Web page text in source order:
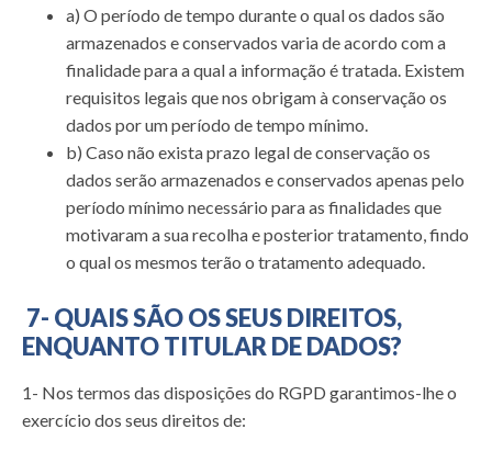
a) O período de tempo durante o qual os dados são
armazenados e conservados varia de acordo com a
finalidade para a qual a informação é tratada. Existem
requisitos legais que nos obrigam à conservação os
dados por um período de tempo mínimo.
b) Caso não exista prazo legal de conservação os
dados serão armazenados e conservados apenas pelo
período mínimo necessário para as finalidades que
motivaram a sua recolha e posterior tratamento, findo
o qual os mesmos terão o tratamento adequado.
7- QUAIS SÃO OS SEUS DIREITOS,
ENQUANTO TITULAR DE DADOS?
1- Nos termos das disposições do RGPD garantimos-lhe o
exercício dos seus direitos de: